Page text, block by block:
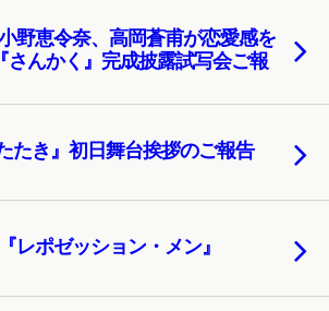
野恵令奈、高岡蒼甫が恋愛感を
さんかく』完成披露試写会ご報
たき』初日舞台挨拶のご報告
レポゼッション・メン』